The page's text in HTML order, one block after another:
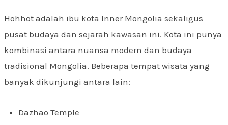
Hohhot adalah ibu kota Inner Mongolia sekaligus
pusat budaya dan sejarah kawasan ini. Kota ini punya
kombinasi antara nuansa modern dan budaya
tradisional Mongolia. Beberapa tempat wisata yang
banyak dikunjungi antara lain:
Dazhao Temple